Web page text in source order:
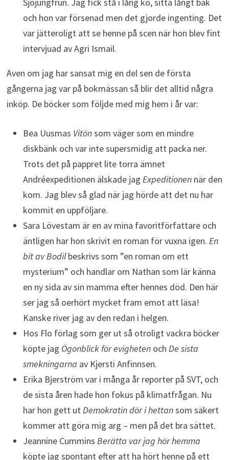
och hon var försenad men det gjorde ingenting. Det
var jätteroligt att se henne på scen när hon blev fint
intervjuad av Agri Ismail.
Även om jag har sansat mig en del sen de första
gångerna jag var på bokmässan så blir det alltid några
inköp. De böcker som följde med mig hem i år var:
Bea Uusmas Vitönsom väger som en mindre
diskbänk och var inte supersmidig att packa ner.
Trots det på pappret lite torra ämnet
Andréexpeditionen älskade jag Expeditionennär den
kom. Jag blev så glad när jag hörde att det nu har
kommit en uppföljare.
Sara Lövestam är en av mina favoritförfattare och
äntligen har hon skrivit en roman för vuxna igen. En
bit av Bodilbeskrivs som ”en roman om ett
mysterium” och handlar om Nathan som lär känna
en ny sida av sin mamma efter hennes död. Den här
ser jag så oerhört mycket fram emot att läsa!
Kanske river jag av den redan i helgen.
Hos Flo förlag som ger ut så otroligt vackra böcker
köpte jag Ögonblick för evigheten och De sista
smekningarna av Kjersti Anfinnsen.
Erika Bjerström var i många år reporter på SVT, och
de sista åren hade hon fokus på klimatfrågan. Nu
har hon gett utDemokratin dör i hettansom säkert
kommer att göra mig arg – men på det bra sättet.
Jeannine Cummins Berätta var jag hör hemma
köpte jag spontant efter att ha hört henne på ett